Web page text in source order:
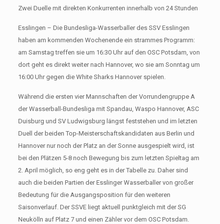
Zwei Duelle mit direkten Konkurrenten innerhalb von 24 Stunden
Esslingen – Die Bundesliga-Wasserballer des SSV Esslingen
haben am kommenden Wochenende ein strammes Programm:
am Samstag treffen sie um 16:30 Uhr auf den OSC Potsdam, von
dort geht es direkt weiter nach Hannover, wo sie am Sonntag um
16:00 Uhr gegen die White Sharks Hannover spielen.
Während die ersten vier Mannschaften der Vorrundengruppe A
der Wasserball-Bundesliga mit Spandau, Waspo Hannover, ASC
Duisburg und SV Ludwigsburg längst feststehen und im letzten
Duell der beiden Top-Meisterschaftskandidaten aus Berlin und
Hannover nur noch der Platz an der Sonne ausgespielt wird, ist
bei den Plätzen 5-8 noch Bewegung bis zum letzten Spieltag am
2. April möglich, so eng geht es in der Tabelle zu. Daher sind
auch die beiden Partien der Esslinger Wasserballer von großer
Bedeutung für die Ausgangsposition für den weiteren
Saisonverlauf. Der SSVE liegt aktuell punktgleich mit der SG
Neukölln auf Platz 7 und einen Zähler vor dem OSC Potsdam.